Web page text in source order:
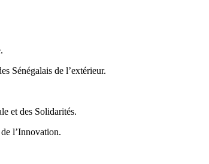
Sénégalais de l’extérieur.
et des Solidarités.
l’Innovation.